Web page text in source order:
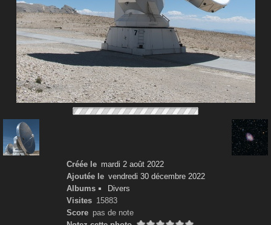
Créée le mardi 2 août 2022
Ajoutée le vendredi 30 décembre 2022
Albums
Divers
Visites 15883
Score pas de note